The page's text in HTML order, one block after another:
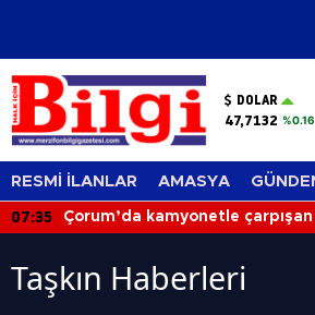
DOLAR
47,7132 %0.16
RESMİ İLANLAR AMASYA
07:35
Çorum’da kamyonetle
Taşkın Haberleri